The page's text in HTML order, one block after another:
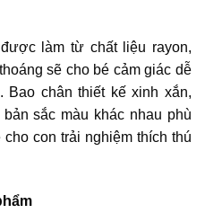
được làm từ chất liệu rayon,
sẽ cho bé cảm giác dễ
Bao chân thiết kế xinh xắn,
sắc màu khác nhau phù
con trải nghiệm thích thú